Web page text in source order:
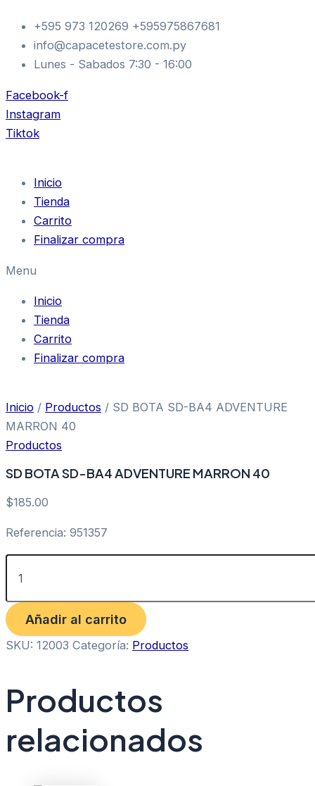
contenido
+595 973 120269 +595975867681
info@capacetestore.com.py
Lunes - Sabados 7:30 - 16:00
Facebook-f
Instagram
Tiktok
Inicio
Tienda
Carrito
Finalizar compra
Menu
Inicio
Tienda
Carrito
Finalizar compra
Inicio / Productos / SD BOTA SD-BA4 ADVENTURE
MARRON 40
Productos
SD BOTA SD-BA4 ADVENTURE MARRON 40
$185.00
Referencia: 951357
BA4
ADVENTURE
40
cantidad
Añadir al carrito
SKU: 12003 Categoría: Productos
Productos
relacionados